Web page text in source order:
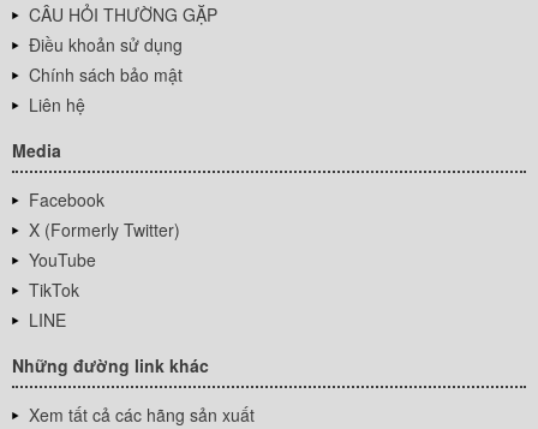
CÂU HỎI THƯỜNG GẶP
Điều khoản sử dụng
Chính sách bảo mật
Liên hệ
Media
Facebook
X (Formerly Twitter)
YouTube
TikTok
LINE
Những đường link khác
Xem tất cả các hãng sản xuất